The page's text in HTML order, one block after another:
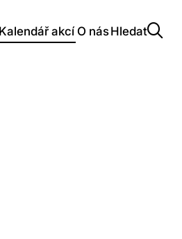
Kalendář akcí O násHledat